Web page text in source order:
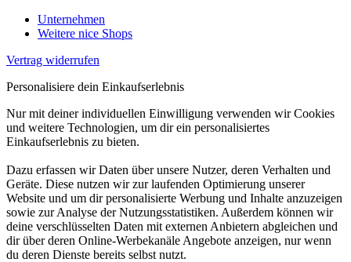
Unternehmen
Weitere nice Shops
Vertrag widerrufen
Personalisiere dein Einkaufserlebnis
Nur mit deiner individuellen Einwilligung verwenden wir Cookies
und weitere Technologien, um dir ein personalisiertes
Einkaufserlebnis zu bieten.
Dazu erfassen wir Daten über unsere Nutzer, deren Verhalten und
Geräte. Diese nutzen wir zur laufenden Optimierung unserer
Website und um dir personalisierte Werbung und Inhalte anzuzeigen
sowie zur Analyse der Nutzungsstatistiken. Außerdem können wir
deine verschlüsselten Daten mit externen Anbietern abgleichen und
dir über deren Online-Werbekanäle Angebote anzeigen, nur wenn
du deren Dienste bereits selbst nutzt.